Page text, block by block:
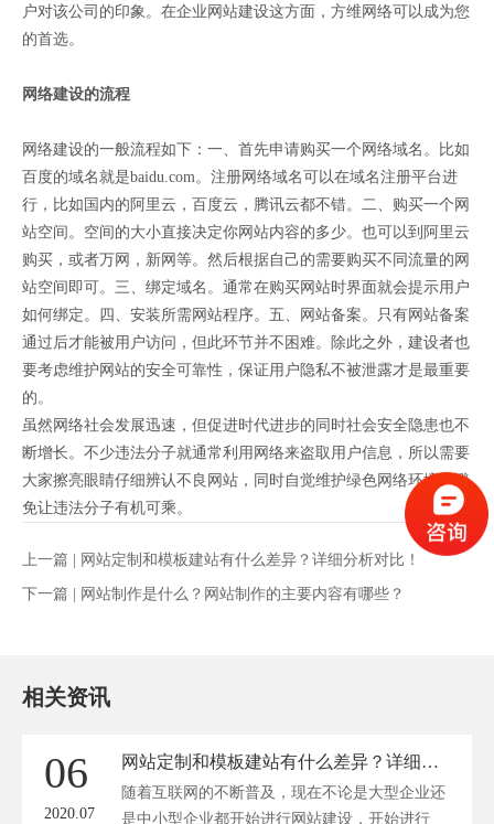
户对该公司的印象。在企业网站建设这方面，方维网络可以成为您
的首选。
网络建设的流程
网络建设的一般流程如下：一、首先申请购买一个网络域名。比如
百度的域名就是baidu.com。注册网络域名可以在域名注册平台进
行，比如国内的阿里云，百度云，腾讯云都不错。二、购买一个网
站空间。空间的大小直接决定你网站内容的多少。也可以到阿里云
购买，或者万网，新网等。然后根据自己的需要购买不同流量的网
站空间即可。三、绑定域名。通常在购买网站时界面就会提示用户
如何绑定。四、安装所需网站程序。五、网站备案。只有网站备案
通过后才能被用户访问，但此环节并不困难。除此之外，建设者也
要考虑维护网站的安全可靠性，保证用户隐私不被泄露才是最重要
的。
虽然网络社会发展迅速，但促进时代进步的同时社会安全隐患也不
断增长。不少违法分子就通常利用网络来盗取用户信息，所以需要
大家擦亮眼睛仔细辨认不良网站，同时自觉维护绿色网络环境，避
免让违法分子有机可乘。
上一篇 | 网站定制和模板建站有什么差异？详细分析对比！
下一篇 | 网站制作是什么？网站制作的主要内容有哪些？
相关资讯
06
2020.07
网站定制和模板建站有什么差异？详细分析对比！
随着互联网的不断普及，现在不论是大型企业还
是中小型企业都开始进行网站建设，开始进行